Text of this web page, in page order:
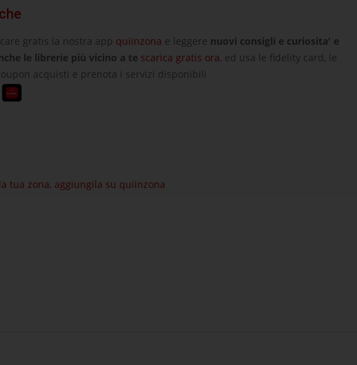
gratis la nostra app quiinzona e leggere nuovi consigli e curiosita' e
le librerie più vicino a te scarica gratis ora, ed usa le fidelity card, le
acquisti e prenota i servizi disponibili
tua zona, aggiungila su quiinzona